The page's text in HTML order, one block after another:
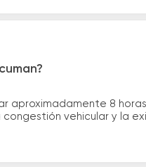
aproximadamente 8
vehicular y la